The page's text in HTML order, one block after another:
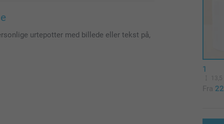
urtepotter med billede eller tekst på,
1
13,5
Fra